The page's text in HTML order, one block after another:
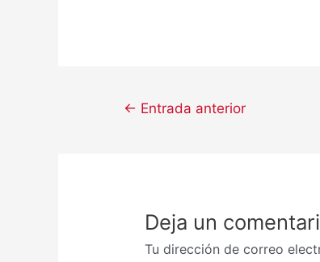
← Entrada anterior
Deja un
Tu dirección de correo